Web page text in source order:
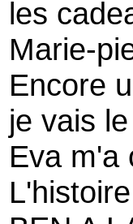
les
Marie-
Encore
je vais
Eva m'a